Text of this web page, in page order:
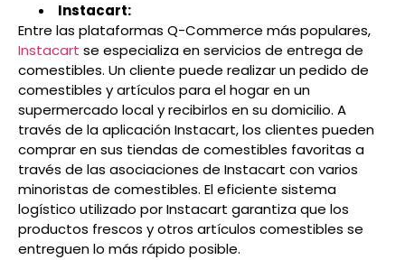
Instacart:
Entre las plataformas Q-Commerce más populares,
Instacart se especializa en servicios de entrega de
comestibles. Un cliente puede realizar un pedido de
comestibles y artículos para el hogar en un
supermercado local y recibirlos en su domicilio. A
través de la aplicación Instacart, los clientes pueden
comprar en sus tiendas de comestibles favoritas a
través de las asociaciones de Instacart con varios
minoristas de comestibles. El eficiente sistema
logístico utilizado por Instacart garantiza que los
productos frescos y otros artículos comestibles se
entreguen lo más rápido posible.